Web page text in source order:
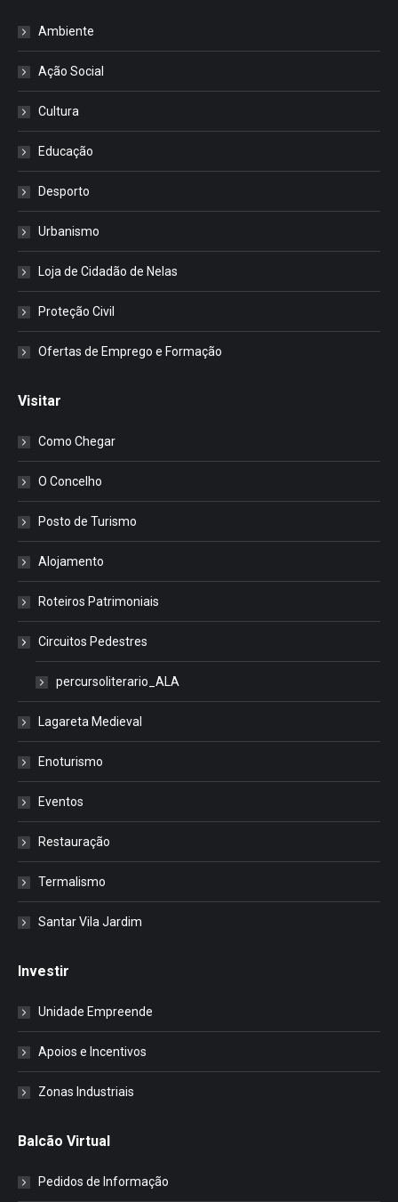
Ambiente
Ação Social
Cultura
Educação
Desporto
Urbanismo
Loja de Cidadão de Nelas
Proteção Civil
Ofertas de Emprego e Formação
Visitar
Como Chegar
O Concelho
Posto de Turismo
Alojamento
Roteiros Patrimoniais
Circuitos Pedestres
percursoliterario_ALA
Lagareta Medieval
Enoturismo
Eventos
Restauração
Termalismo
Santar Vila Jardim
Investir
Unidade Empreende
Apoios e Incentivos
Zonas Industriais
Balcão Virtual
Pedidos de Informação